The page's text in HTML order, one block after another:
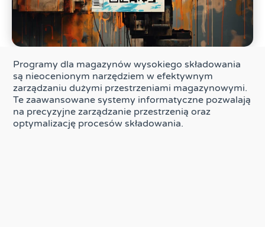
Programy dla magazynów wysokiego składowania
są nieocenionym narzędziem w efektywnym
zarządzaniu dużymi przestrzeniami magazynowymi.
Te zaawansowane systemy informatyczne pozwalają
na precyzyjne zarządzanie przestrzenią oraz
optymalizację procesów składowania.